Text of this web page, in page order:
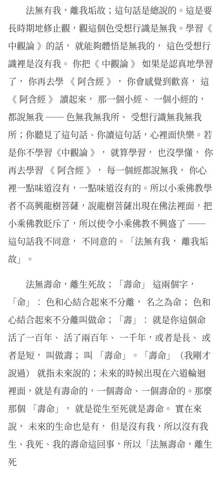
法無有我，離我垢故；這句話是總說的。這是要
長時期地修止觀，觀這個色受想行識是無我。學習《
中觀論 》的話， 就能夠體悟是無我的， 這色受想行
識裡是沒有我。 你把《 中觀論 》 如果是認真地學習
了， 你再去學 《 阿含經 》， 你會感覺到歡喜， 這
《 阿含經 》 讀起來， 那一個小經、 一個小經的，
都說無我 ── 色無我無我所、 受想行識無我無我
所；你聽見了這句話、你讀這句話，心裡面快樂。若
是你不學習《中觀論 》， 就算學習， 也沒學懂， 你
再去學習 《 阿含經 》， 每一個經都說無我， 你心
裡一點味道沒有，一點味道沒有的。所以小乘佛教學
者不高興龍樹菩薩，說龍樹菩薩出現在佛法裡面，把
小乘佛教貶斥了，所以使令小乘佛教不興盛了 ──
這句話我不同意， 不同意的。「法無有我， 離我垢
故」。
法無壽命，離生死故；「壽命」 這兩個字，
「命」： 色和心結合起來不分離， 名之為命； 色和
心結合起來不分離叫做命；「壽」： 就是你這個命
活了一百年、 活了兩百年、 一千年，或者是長、 或
者是短， 叫做壽； 叫 「壽命」。「壽命」（我剛才
說過） 就指未來說的；未來的時候出現在六道輪迴
裡面，就是有壽命的，一個壽命、一個壽命的。那麼
那個 「壽命」， 就是從生至死就是壽命。 實在來
說， 未來的生命也是有， 但是沒有我，所以沒有我
生、我死、我的壽命這回事，所以「法無壽命，離生
死